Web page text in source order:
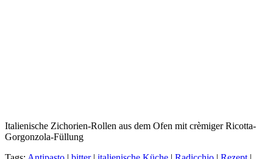
Italienische Zichorien-Rollen aus dem Ofen mit crèmiger Ricotta-
Gorgonzola-Füllung